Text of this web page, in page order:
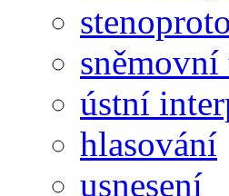
ústní
hlasování
usnesení